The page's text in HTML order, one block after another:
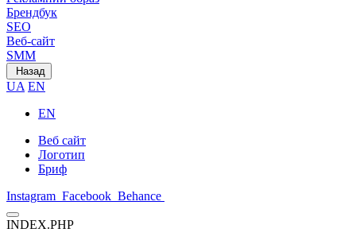
Брендбук
SEO
Веб-сайт
SMM
Назад
UA EN
EN
Веб сайт
Логотип
Бриф
Instagram Facebook Behance
INDEX.PHP